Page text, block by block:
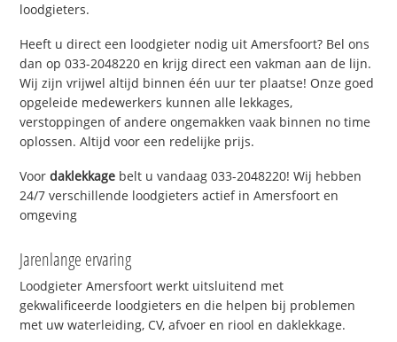
loodgieters.
Heeft u direct een loodgieter nodig uit Amersfoort? Bel ons
dan op 033-2048220 en krijg direct een vakman aan de lijn.
Wij zijn vrijwel altijd binnen één uur ter plaatse! Onze goed
opgeleide medewerkers kunnen alle lekkages,
verstoppingen of andere ongemakken vaak binnen no time
oplossen. Altijd voor een redelijke prijs.
Voordaklekkage belt u vandaag 033-2048220! Wij hebben
24/7 verschillende loodgieters actief in Amersfoort en
omgeving
Jarenlange ervaring
Loodgieter Amersfoort werkt uitsluitend met
gekwalificeerde loodgieters en die helpen bij problemen
met uw waterleiding, CV, afvoer en riool en daklekkage.